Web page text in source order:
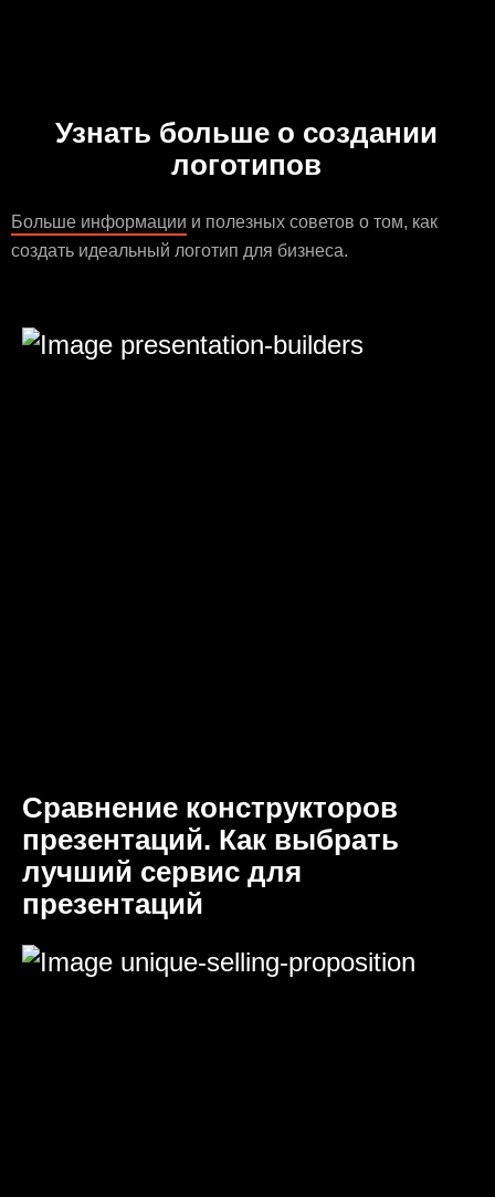
Узнать больше о создании
логотипов
Больше информации и полезных советов о том, как
создать идеальный логотип для бизнеса.
Сравнение конструкторов
презентаций. Как выбрать
лучший сервис для
презентаций